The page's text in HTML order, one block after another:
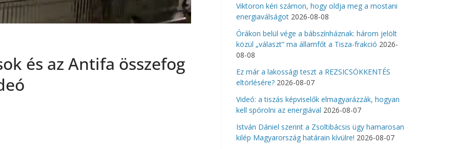
és az Antifa összefog
Viktoron kéri számon, hogy oldja meg a mostani
energiaválságot 2026-08-08
Órákon belül vége a bábszínháznak: három jelölt
közül „választ” ma államfőt a Tisza-frakció 2026-
08-08
Ez már a lakossági teszt a REZSICSÖKKENTÉS
eltörlésére? 2026-08-07
Videó: a tiszás képviselők elmagyarázzák, hogyan
kell spórolni az energiával 2026-08-07
István Dániel szerint a Zsoltibácsis ügy hamarosan
kilép Magyarország határain kívülre! 2026-08-07